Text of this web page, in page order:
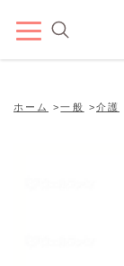
ホーム >一般 >介護